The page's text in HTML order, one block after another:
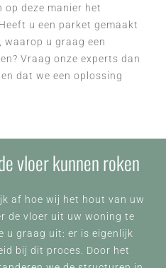
op deze manier het
u een parket gemaakt
waarop u graag een
Vraag onze experts dan
dat we een oplossing
vloer kunnen roken
af hoe wij het hout van uw
de vloer uit uw woning te
u graag uit: er is eigenlijk
bij dit proces. Door het